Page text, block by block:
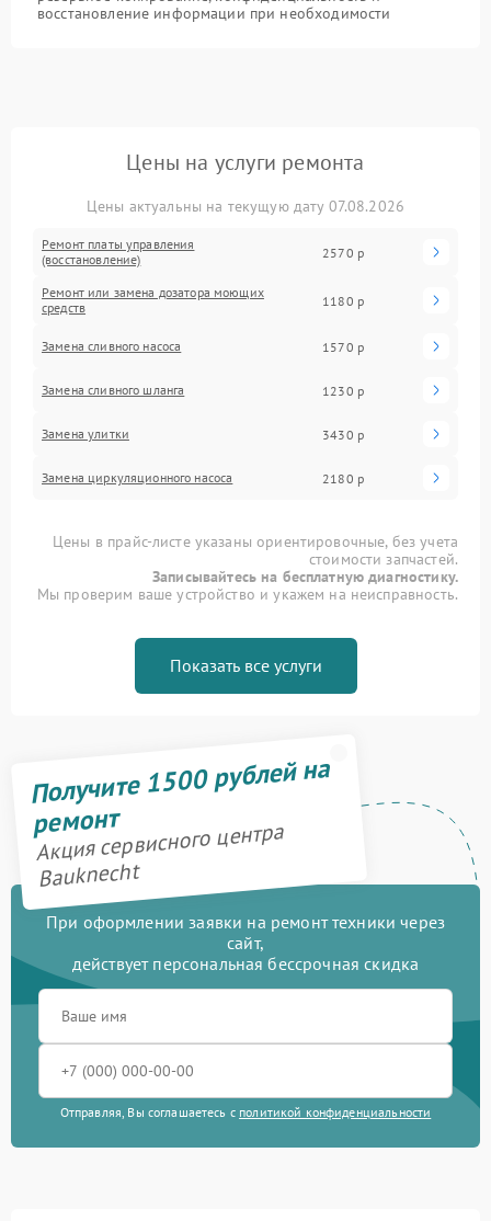
восстановление информации при необходимости
Цены на услуги ремонта
Цены актуальны на текущую дату 07.08.2026
Ремонт платы управления
(восстановление)
2570 р
Ремонт или замена дозатора моющих
средств
1180 р
Замена сливного насоса 1570 р
Замена сливного шланга 1230 р
Замена улитки 3430 р
Замена циркуляционного насоса 2180 р
Цены в прайс-листе указаны ориентировочные, без учета
стоимости запчастей.
Записывайтесь на бесплатную диагностику.
Мы проверим ваше устройство и укажем на неисправность.
Показать все услуги
Получите 1500 рублей на
ремонт
Акция сервисного центра
Bauknecht
При оформлении заявки на ремонт техники через
сайт,
действует персональная бессрочная скидка
Отправляя, Вы соглашаетесь с политикой конфиденциальности